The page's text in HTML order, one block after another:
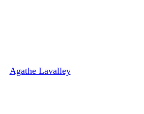
Agathe Lavalley22/12/2020